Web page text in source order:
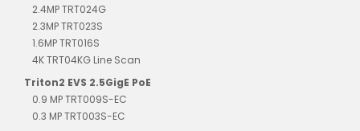
2.4MP TRT024G
2.3MP TRT023S
1.6MP TRT016S
4K TRT04KG Line Scan
Triton2 EVS 2.5GigE PoE
0.9 MP TRT009S-EC
0.3 MP TRT003S-EC